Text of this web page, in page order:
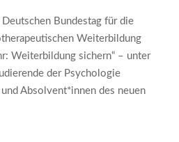
Bundestag für die
Weiterbildung
Weiterbildung sichern“ – unter
der Psychologie
Absolvent*innen des neuen